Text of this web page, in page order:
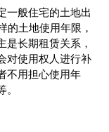
一般住宅的土地出
的土地使用年限，
是长期租赁关系，
对使用权人进行补
不用担心使用年